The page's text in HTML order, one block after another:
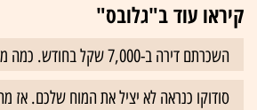
קיראו עוד ב"גלובס"
השכרתם דירה ב-7,000 שקל בחודש. כמה מס תשלמו?
סודוקו כנראה לא יציל את המוח שלכם. אז